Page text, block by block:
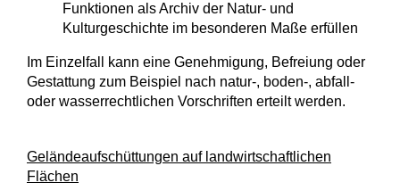
Funktionen als Archiv der Natur- und
Kulturgeschichte im besonderen Maße erfüllen
Im Einzelfall kann eine Genehmigung, Befreiung oder
Gestattung zum Beispiel nach natur-, boden-, abfall-
oder wasserrechtlichen Vorschriften erteilt werden.
Geländeaufschüttungen auf landwirtschaftlichen
Flächen